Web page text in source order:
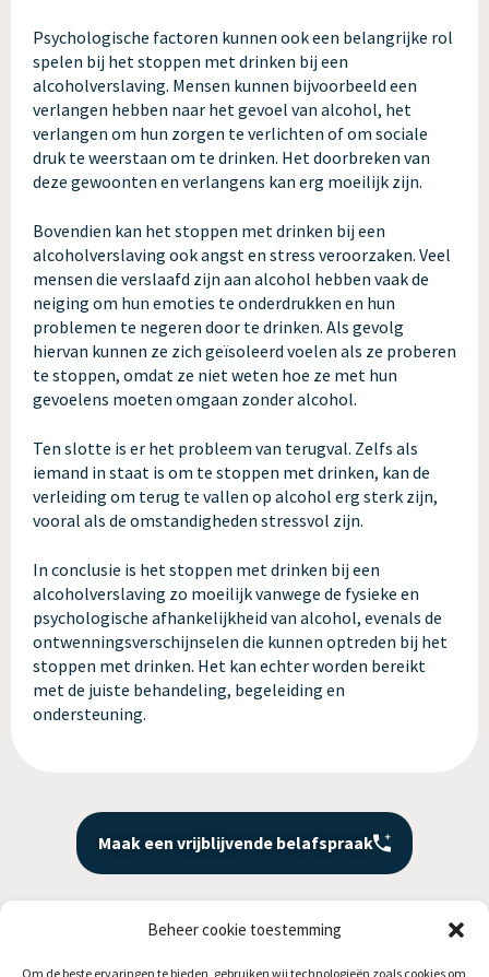
Beheer cookie toestemming
Om de beste ervaringen te bieden, gebruiken wij technologieën zoals cookies om
Psychologische factoren kunnen ook een belangrijke rol
spelen bij het stoppen met drinken bij een
alcoholverslaving. Mensen kunnen bijvoorbeeld een
verlangen hebben naar het gevoel van alcohol, het
verlangen om hun zorgen te verlichten of om sociale
druk te weerstaan om te drinken. Het doorbreken van
deze gewoonten en verlangens kan erg moeilijk zijn.
Bovendien kan het stoppen met drinken bij een
alcoholverslaving ook angst en stress veroorzaken. Veel
mensen die verslaafd zijn aan alcohol hebben vaak de
neiging om hun emoties te onderdrukken en hun
problemen te negeren door te drinken. Als gevolg
hiervan kunnen ze zich geïsoleerd voelen als ze proberen
te stoppen, omdat ze niet weten hoe ze met hun
gevoelens moeten omgaan zonder alcohol.
Ten slotte is er het probleem van terugval. Zelfs als
iemand in staat is om te stoppen met drinken, kan de
verleiding om terug te vallen op alcohol erg sterk zijn,
vooral als de omstandigheden stressvol zijn.
In conclusie is het stoppen met drinken bij een
alcoholverslaving zo moeilijk vanwege de fysieke en
psychologische afhankelijkheid van alcohol, evenals de
ontwenningsverschijnselen die kunnen optreden bij het
stoppen met drinken. Het kan echter worden bereikt
met de juiste behandeling, begeleiding en
ondersteuning.
Maak een vrijblijvende belafspraak